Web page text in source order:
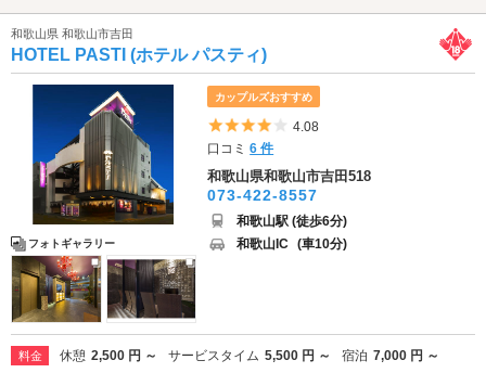
和歌山県 和歌山市吉田
HOTEL PASTI (ホテル パスティ)
フォトギャラリー
カップルズおすすめ
5つ星のうち4
4.08
口コミ6 件
和歌山県和歌山市吉田518
073-422-8557
和歌山駅 (徒歩6分)
和歌山IC (車10分)
料金 休憩 2,500 円 ～ サービスタイム 5,500 円 ～ 宿泊 7,000 円 ～